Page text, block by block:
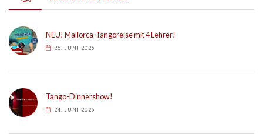
NEU! Mallorca-Tangoreise mit 4 Lehrer!
25. JUNI 2026
Tango-Dinnershow!
24. JUNI 2026